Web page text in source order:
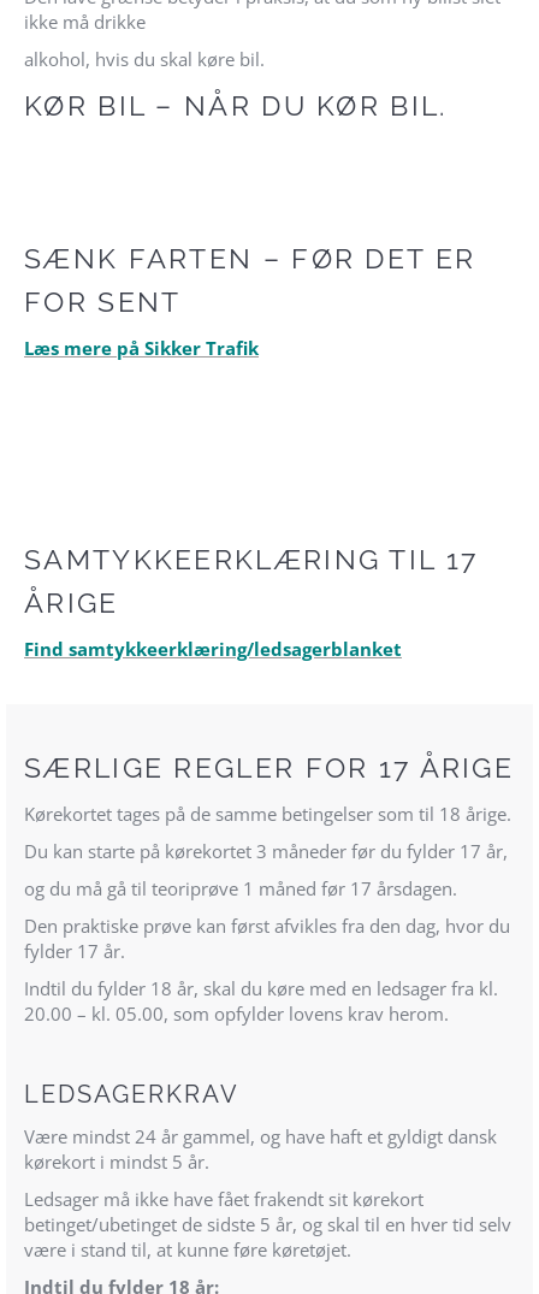
ikke må drikke
alkohol, hvis du skal køre bil.
KØR BIL – NÅR DU KØR BIL.
SÆNK FARTEN – FØR DET ER
FOR SENT
Læs mere på Sikker Trafik
SAMTYKKEERKLÆRING TIL 17
ÅRIGE
Find samtykkeerklæring/ledsagerblanket
SÆRLIGE REGLER FOR 17 ÅRIGE
Kørekortet tages på de samme betingelser som til 18 årige.
Du kan starte på kørekortet 3 måneder før du fylder 17 år,
og du må gå til teoriprøve 1 måned før 17 årsdagen.
Den praktiske prøve kan først afvikles fra den dag, hvor du
fylder 17 år.
Indtil du fylder 18 år, skal du køre med en ledsager fra kl.
20.00 – kl. 05.00, som opfylder lovens krav herom.
LEDSAGERKRAV
Være mindst 24 år gammel, og have haft et gyldigt dansk
kørekort i mindst 5 år.
Ledsager må ikke have fået frakendt sit kørekort
betinget/ubetinget de sidste 5 år, og skal til en hver tid selv
være i stand til, at kunne føre køretøjet.
Indtil du fylder 18 år: